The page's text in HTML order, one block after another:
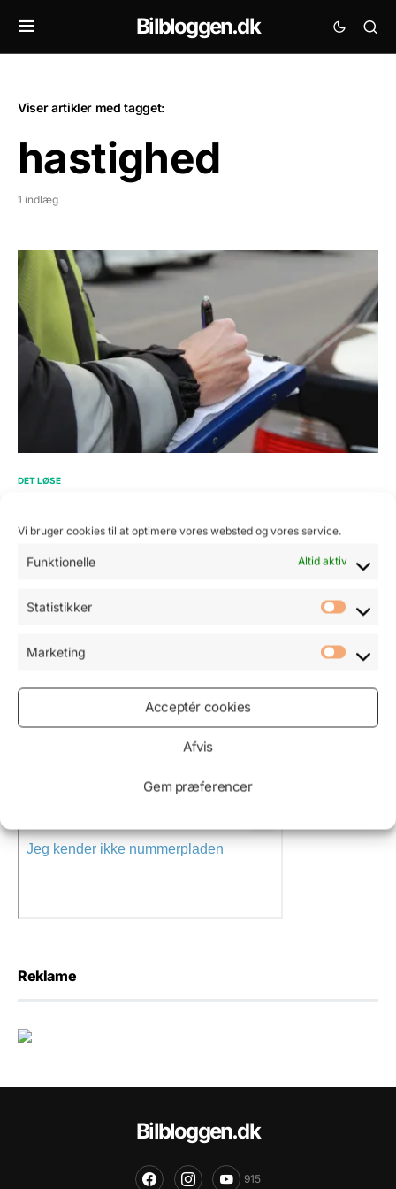
Vi bruger cookies til at optimere vores websted og vores service.
Funktionelle Altid aktiv
Statistikker
Marketing
Acceptér cookies
Afvis
Gem præferencer
Bilbloggen.dk
Viser artikler med tagget:
hastighed
1 indlæg
DET LØSE
vejene farligere
Det er den gængse opfattelse at fartbegrænsninger,
Men…
Sammenlign bilforsikring
Reklame
Bilbloggen.dk
915